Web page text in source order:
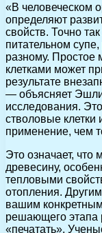
«В человеческом
определяют
свойств. Точно
питательном
разному. Простое
клетками может
результате
— объясняет
исследования.
стволовые
применение, чем
Это означает,
древесину,
тепловыми
отопления.
вашим
решающего этапа
«печатать».